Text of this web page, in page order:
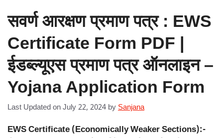
सवर्ण आरक्षण प्रमाण पत्र : EWS
Certificate Form PDF |
ईडब्ल्यूएस प्रमाण पत्र ऑनलाइन –
Yojana Application Form
Last Updated on July 22, 2024 by Sanjana
EWS Certificate (Economically Weaker Sections):-